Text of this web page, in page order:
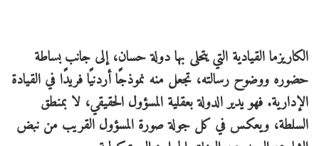
الكاريزما القيادية التي يتحلى بها دولة حسان، إلى جانب بساطة
حضوره ووضوح رسالته، تجعل منه نموذجًا أردنيًا فريدًا في القيادة
الإدارية. فهو يدير الدولة بعقلية المسؤول الحقيقي، لا بمنطق
السلطة، ويعكس في كل جولة صورة المسؤول القريب من نبض